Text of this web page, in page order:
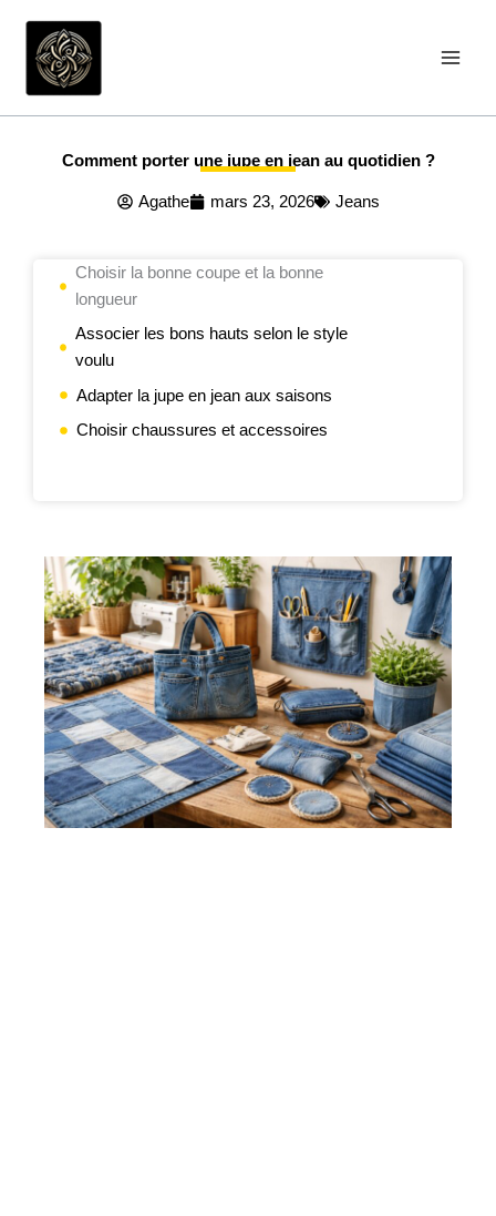
contenu
Comment porter une jupe en jean au quotidien ?
Agathe mars 23, 2026 Jeans
Choisir la bonne coupe et la bonne
longueur
Associer les bons hauts selon le style
voulu
Adapter la jupe en jean aux saisons
Choisir chaussures et accessoires